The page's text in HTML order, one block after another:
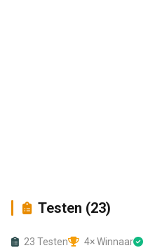
Testen (23)
23 Testen 4× Winnaar